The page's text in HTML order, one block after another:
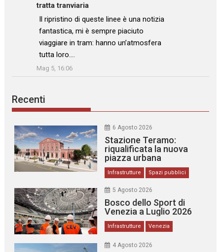
tratta tranviaria
: “
Il ripristino di queste linee è una notizia
fantastica, mi è sempre piaciuto
viaggiare in tram: hanno un’atmosfera
tutta loro.…
”
Mag 5, 16:06
Recenti
6 Agosto 2026
Stazione Teramo:
riqualificata la nuova
piazza urbana
Infrastrutture Spazi pubblici
5 Agosto 2026
Bosco dello Sport di
Venezia a Luglio 2026
Infrastrutture Venezia
4 Agosto 2026